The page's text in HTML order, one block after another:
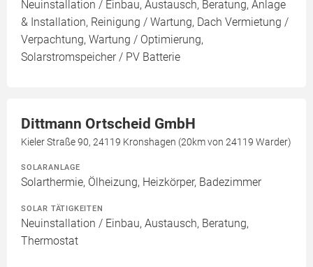
Neuinstallation / Einbau, Austausch, Beratung, Anlage
& Installation, Reinigung / Wartung, Dach Vermietung /
Verpachtung, Wartung / Optimierung,
Solarstromspeicher / PV Batterie
Dittmann Ortscheid GmbH
Kieler Straße 90, 24119 Kronshagen (20km von 24119 Warder)
SOLARANLAGE
Solarthermie, Ölheizung, Heizkörper, Badezimmer
SOLAR TÄTIGKEITEN
Neuinstallation / Einbau, Austausch, Beratung,
Thermostat